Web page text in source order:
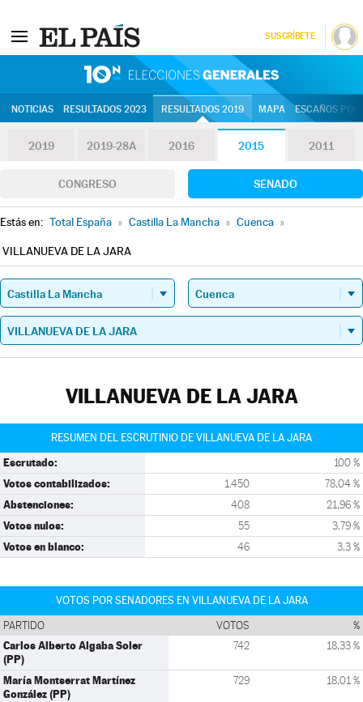
SUSCRÍBETE
NOTICIAS RESULTADOS 2023 RESULTADOS 2019 MAPA ESCAÑOS
2019 2019-28A 2016 2015 2011
CONGRESO SENADO
Estás en: Total España » Castilla La Mancha » Cuenca »
VILLANUEVA DE LA JARA
VILLANUEVA DE LA JARA
RESUMEN DEL ESCRUTINIO DE VILLANUEVA DE LA JARA
Escrutado: 100 %
Votos contabilizados: 1.450 78,04 %
Abstenciones: 408 21,96 %
Votos nulos: 55 3,79 %
Votos en blanco: 46 3,3 %
VOTOS POR SENADORES EN VILLANUEVA DE LA JARA
PARTIDO VOTOS %
Carlos Alberto Algaba Soler
(PP)
742 18,33 %
María Montserrat Martínez
González (PP)
729 18,01 %